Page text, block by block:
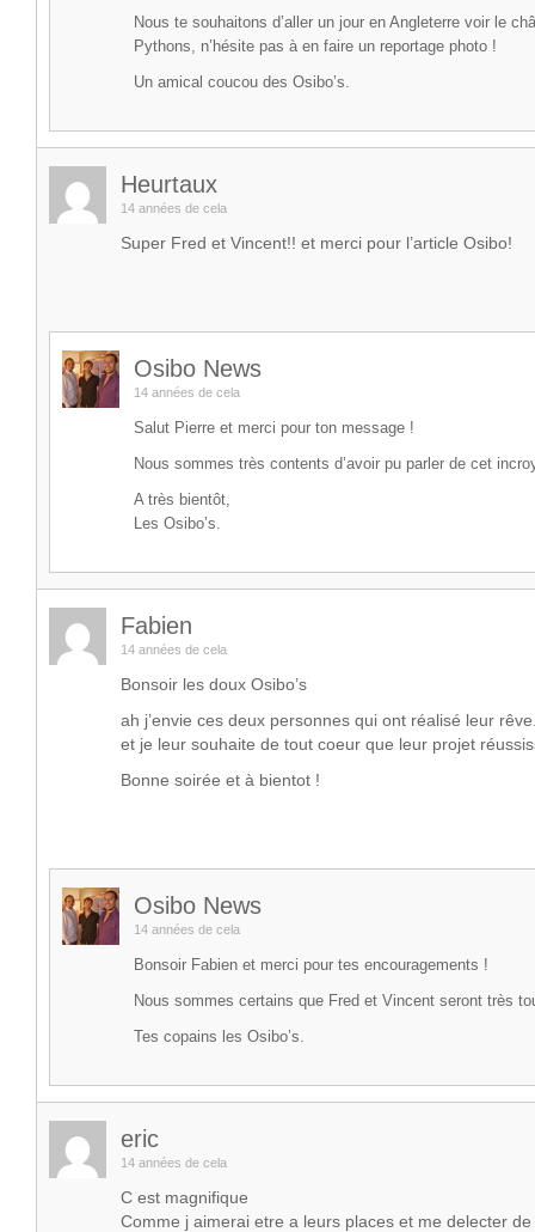
Nous te souhaitons d’aller un jour en Angleterre voir le
Pythons, n’hésite pas à en faire un reportage photo !
Un amical coucou des Osibo’s.
Heurtaux
14 années de cela
Super Fred et Vincent!! et merci pour l’article Osibo!
Osibo News
14 années de cela
Salut Pierre et merci pour ton message !
Nous sommes très contents d’avoir pu parler de cet
A très bientôt,
Les Osibo’s.
Fabien
14 années de cela
Bonsoir les doux Osibo’s
ah j’envie ces deux personnes qui ont réalisé leur
et je leur souhaite de tout coeur que leur projet
Bonne soirée et à bientot !
Osibo News
14 années de cela
Bonsoir Fabien et merci pour tes encouragements !
Nous sommes certains que Fred et Vincent seront très
Tes copains les Osibo’s.
eric
14 années de cela
C est magnifique
Comme j aimerai etre a leurs places et me delecter